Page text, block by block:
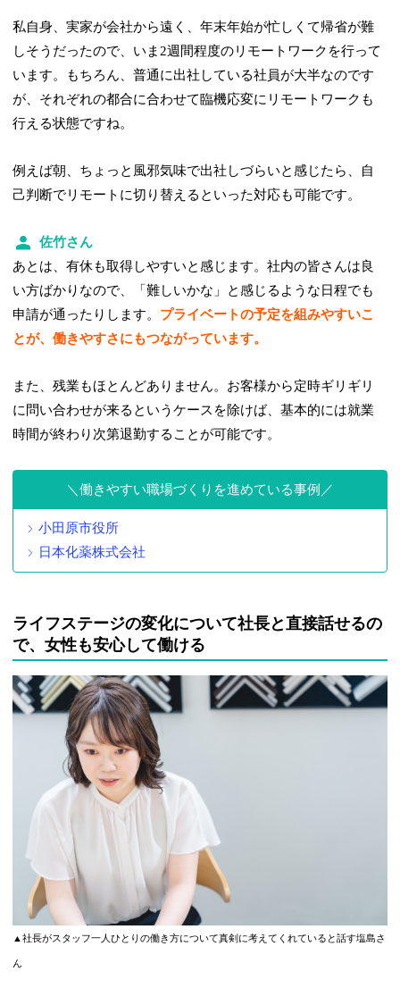
私自身、実家が会社から遠く、年末年始が忙しくて帰省が難
しそうだったので、いま2週間程度のリモートワークを行って
います。もちろん、普通に出社している社員が大半なのです
が、それぞれの都合に合わせて臨機応変にリモートワークも
行える状態ですね。
例えば朝、ちょっと風邪気味で出社しづらいと感じたら、自
己判断でリモートに切り替えるといった対応も可能です。
佐竹さん
あとは、有休も取得しやすいと感じます。社内の皆さんは良
い方ばかりなので、「難しいかな」と感じるような日程でも
申請が通ったりします。 プライベートの予定を組みやすいこ
とが、働きやすさにもつながっています。
また、残業もほとんどありません。お客様から定時ギリギリ
に問い合わせが来るというケースを除けば、基本的には就業
時間が終わり次第退勤することが可能です。
働きやすい職場づくりを進めている事例
小田原市役所
日本化薬株式会社
ライフステージの変化について社長と直接話せるの
で、女性も安心して働ける
▲社長がスタッフ一人ひとりの働き方について真剣に考えてくれていると話す塩島さ
ん